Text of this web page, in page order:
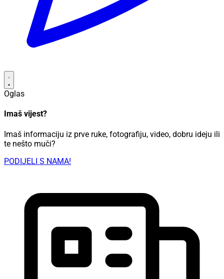
Oglas
Imaš vijest?
Imaš informaciju iz prve ruke, fotografiju, video, dobru ideju ili
te nešto muči?
PODIJELI S NAMA!